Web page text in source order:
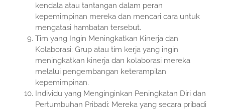
kendala atau tantangan dalam peran
kepemimpinan mereka dan mencari cara untuk
mengatasi hambatan tersebut.
Tim yang Ingin Meningkatkan Kinerja dan
Kolaborasi: Grup atau tim kerja yang ingin
meningkatkan kinerja dan kolaborasi mereka
melalui pengembangan keterampilan
kepemimpinan.
Individu yang Menginginkan Peningkatan Diri dan
Pertumbuhan Pribadi: Mereka yang secara pribadi